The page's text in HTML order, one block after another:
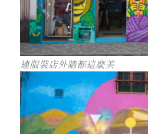
連服裝店外牆都這麼美